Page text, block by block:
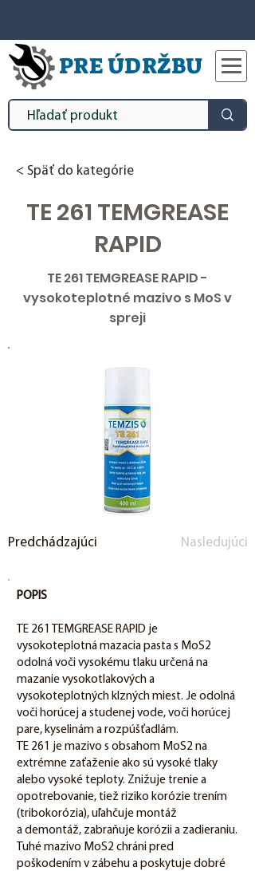
PRE ÚDRŽBU
< Späť do kategórie
TE 261 TEMGREASE
RAPID
TE 261 TEMGREASE RAPID -
vysokoteplotné mazivo s MoS v
spreji
Predchádzajúci Nasledujúci
POPIS
TE 261 TEMGREASE RAPID je
vysokoteplotná mazacia pasta s MoS2
odolná voči vysokému tlaku určená na
mazanie vysokotlakových a
vysokoteplotných klzných miest. Je odolná
voči horúcej a studenej vode, voči horúcej
pare, kyselinám a rozpúšťadlám.
TE 261 je mazivo s obsahom MoS2 na
extrémne zaťaženie ako sú vysoké tlaky
alebo vysoké teploty. Znižuje trenie a
opotrebovanie, tiež riziko korózie trením
(tribokorózia), uľahčuje montáž
a demontáž, zabraňuje korózii a zadieraniu.
Tuhé mazivo MoS2 chráni pred
poškodením v zábehu a poskytuje dobré